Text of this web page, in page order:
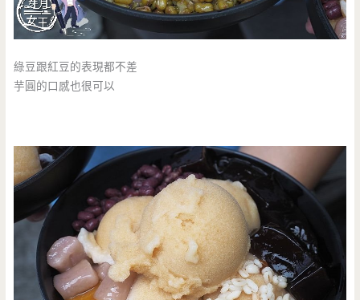
綠豆跟紅豆的表現都不差
芋圓的口感也很可以